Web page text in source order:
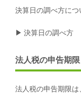
決算日の調べ方につ
▶ 決算日の調べ方
法人税の申告期限
法人税の申告期限は